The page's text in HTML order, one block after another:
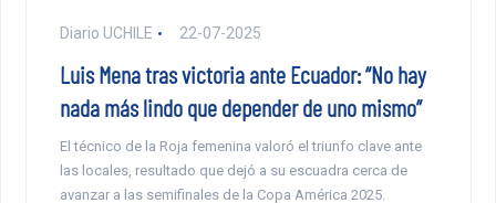
Diario UCHILE 22-07-2025
Luis Mena tras victoria ante Ecuador: “No hay
nada más lindo que depender de uno mismo”
El técnico de la Roja femenina valoró el triunfo clave ante
las locales, resultado que dejó a su escuadra cerca de
avanzar a las semifinales de la Copa América 2025.